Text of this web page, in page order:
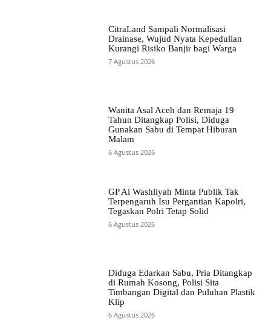
CitraLand Sampali Normalisasi
Drainase, Wujud Nyata Kepedulian
Kurangi Risiko Banjir bagi Warga
7 Agustus 2026
Wanita Asal Aceh dan Remaja 19
Tahun Ditangkap Polisi, Diduga
Gunakan Sabu di Tempat Hiburan
Malam
6 Agustus 2026
GP Al Washliyah Minta Publik Tak
Terpengaruh Isu Pergantian Kapolri,
Tegaskan Polri Tetap Solid
6 Agustus 2026
Diduga Edarkan Sabu, Pria Ditangkap
di Rumah Kosong, Polisi Sita
Timbangan Digital dan Puluhan Plastik
Klip
6 Agustus 2026